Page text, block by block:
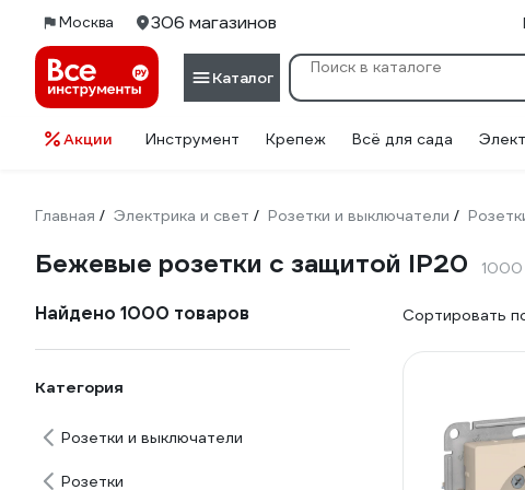
Москва 306 магазинов
Каталог
Акции Инструмент Крепеж Всё для сада
Главная / Электрика и свет / Розетки и выключатели /
Бежевые розетки с защитой IP20 1000
Найдено 1000 товаров
Категория
Розетки и выключатели
Розетки
Сортировать